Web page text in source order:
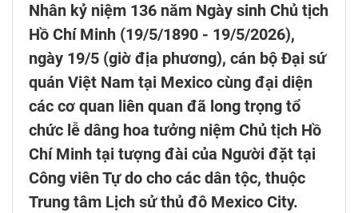
Nhân kỷ niệm 136 năm Ngày sinh Chủ tịch
Hồ Chí Minh (19/5/1890 - 19/5/2026),
ngày 19/5 (giờ địa phương), cán bộ Đại sứ
quán Việt Nam tại Mexico cùng đại diện
các cơ quan liên quan đã long trọng tổ
chức lễ dâng hoa tưởng niệm Chủ tịch Hồ
Chí Minh tại tượng đài của Người đặt tại
Công viên Tự do cho các dân tộc, thuộc
Trung tâm Lịch sử thủ đô Mexico City.